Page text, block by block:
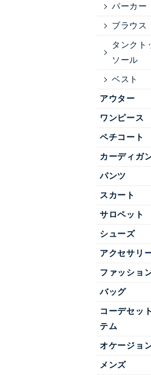
パーカー
ブラウス
タンクト
ソール
ベスト
アウター
ワンピース
ペチコート
カーディガ
パンツ
スカート
サロペット
シューズ
アクセサリ
ファッショ
バッグ
コーデセッ
テム
オケージョ
メンズ